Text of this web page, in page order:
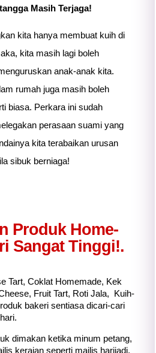
Masih Terjaga!
kita hanya membuat kuih di
kita masih lagi boleh
anak-anak kita.
rumah juga masih boleh
biasa. Perkara ini sudah
perasaan suami yang
kita terabaikan urusan
sibuk berniaga!
Produk Home-
Sangat Tinggi!.
Tart, Coklat Homemade, Kek
Fruit Tart, Roti Jala, Kuih-
bakeri sentiasa dicari-cari
dimakan ketika minum petang,
keraian seperti majlis harijadi,